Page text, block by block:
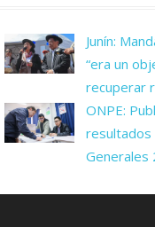
Junín:
“era un
recuperar
ONPE:
resultados
Generales